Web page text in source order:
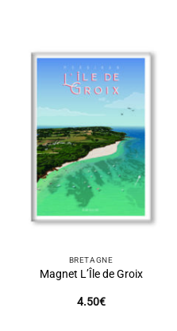
BRETAGNE
Magnet L’Île de Groix
4.50€